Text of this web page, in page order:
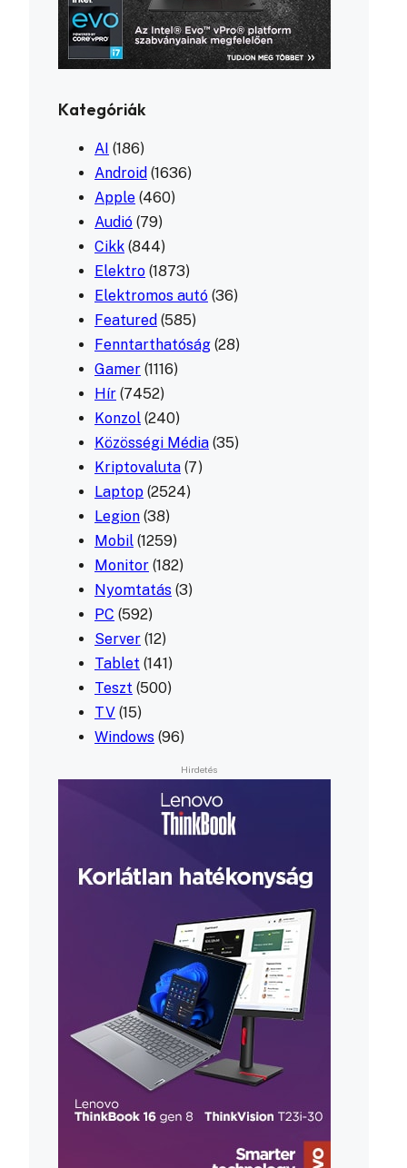
Kategóriák
AI (186)
Android (1636)
Apple (460)
Audió (79)
Cikk (844)
Elektro (1873)
Elektromos autó (36)
Featured (585)
Fenntarthatóság (28)
Gamer (1116)
Hír (7452)
Konzol (240)
Közösségi Média (35)
Kriptovaluta (7)
Laptop (2524)
Legion (38)
Mobil (1259)
Monitor (182)
Nyomtatás (3)
PC (592)
Server (12)
Tablet (141)
Teszt (500)
TV (15)
Windows (96)